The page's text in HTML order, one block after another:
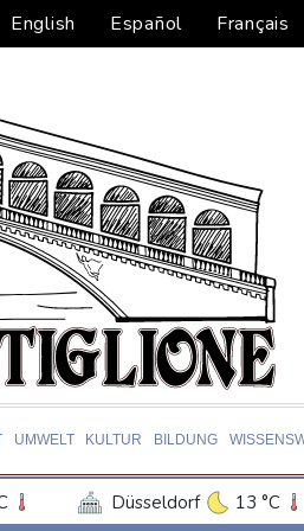
English Español Français
UMWELT KULTUR BILDUNG
Düsseldorf
13 °C